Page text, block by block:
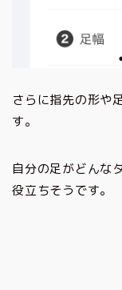
さらに指先の形や
す。
自分の足がどんな
役立ちそうです。